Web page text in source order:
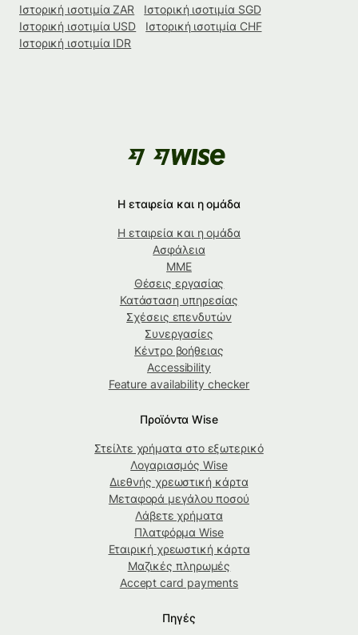
Ιστορική ισοτιμία ZAR
Ιστορική ισοτιμία SGD
Ιστορική ισοτιμία USD
Ιστορική ισοτιμία CHF
Ιστορική ισοτιμία IDR
Η εταιρεία και η ομάδα
Η εταιρεία και η ομάδα
Ασφάλεια
ΜΜΕ
Θέσεις εργασίας
Κατάσταση υπηρεσίας
Σχέσεις επενδυτών
Συνεργασίες
Κέντρο βοήθειας
Accessibility
Feature availability checker
Προϊόντα Wise
Στείλτε χρήματα στο εξωτερικό
Λογαριασμός Wise
Διεθνής χρεωστική κάρτα
Μεταφορά μεγάλου ποσού
Λάβετε χρήματα
Πλατφόρμα Wise
Εταιρική χρεωστική κάρτα
Μαζικές πληρωμές
Accept card payments
Πηγές